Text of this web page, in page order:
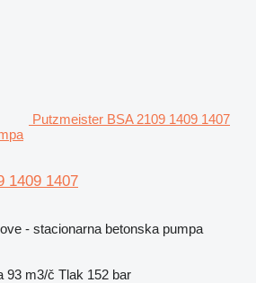
Putzmeister BSA 2109 1409 1407
1409 1407
- stacionarna betonska pumpa
93 m3/č Tlak 152 bar